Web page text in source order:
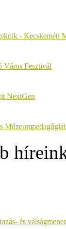
- Kecskeméti
Város Fesztivál
NextGen
és